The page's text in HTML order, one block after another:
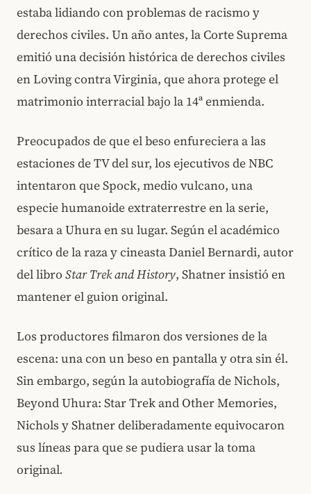
estaba lidiando con problemas de racismo y
derechos civiles. Un año antes, la Corte Suprema
emitió una decisión histórica de derechos civiles
en Loving contra Virginia, que ahora protege el
matrimonio interracial bajo la 14ª enmienda.
Preocupados de que el beso enfureciera a las
estaciones de TV del sur, los ejecutivos de NBC
intentaron que Spock, medio vulcano, una
especie humanoide extraterrestre en la serie,
besara a Uhura en su lugar. Según el académico
crítico de la raza y cineasta Daniel Bernardi, autor
del libro Star Trek and History, Shatner insistió en
mantener el guion original.
Los productores filmaron dos versiones de la
escena: una con un beso en pantalla y otra sin él.
Sin embargo, según la autobiografía de Nichols,
Beyond Uhura: Star Trek and Other Memories,
Nichols y Shatner deliberadamente equivocaron
sus líneas para que se pudiera usar la toma
original.